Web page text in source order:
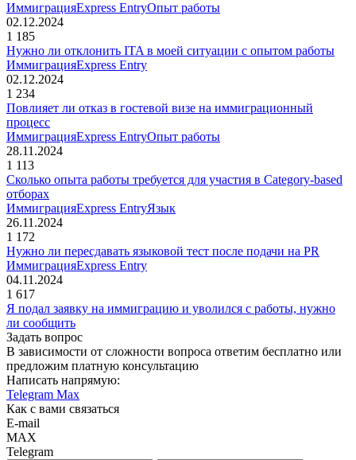
ИммиграцияExpress EntryОпыт работы
02.12.2024
1 185
Нужно ли отклонить ITA в моей ситуации с опытом работы
ИммиграцияExpress Entry
02.12.2024
1 234
Повлияет ли отказ в гостевой визе на иммиграционный
процесс
ИммиграцияExpress EntryОпыт работы
28.11.2024
1 113
Сколько опыта работы требуется для участия в Category-based
отборах
ИммиграцияExpress EntryЯзык
26.11.2024
1 172
Нужно ли пересдавать языковой тест после подачи на PR
ИммиграцияExpress Entry
04.11.2024
1 617
Я подал заявку на иммиграцию и уволился с работы, нужно
ли сообщить
Задать вопрос
В зависимости от сложности вопроса ответим бесплатно или
предложим платную консультацию
Написать напрямую:
Telegram Max
Как с вами связаться
E-mail
MAX
Telegram